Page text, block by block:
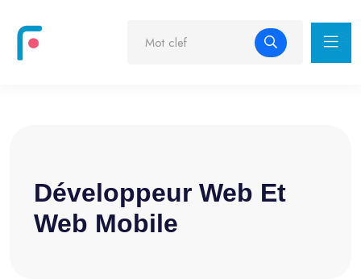
Développeur Web Et
Web Mobile